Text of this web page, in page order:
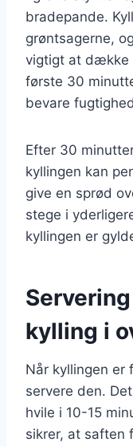
bradepande.
grøntsagerne,
vigtigt at dække
første 30
bevare
Efter 30
kyllingen kan
give en sprød
stege i
kyllingen er
kylling i
Når kyllingen
servere den.
hvile i 10-15
sikrer, at saften